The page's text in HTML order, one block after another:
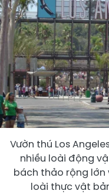
Vườn thú Los
nhiều loài động
bách thảo rộng
loài thực vật